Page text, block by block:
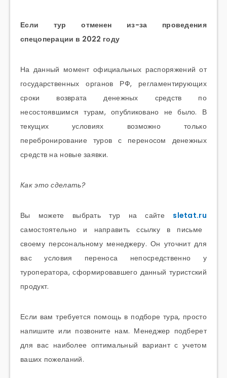
Если тур отменен из-за проведения
спецоперации в 2022 году
На данный момент официальных распоряжений от
государственных органов РФ, регламентирующих
сроки возврата денежных средств по
несостоявшимся турам, опубликовано не было. В
текущих условиях возможно только
перебронирование туров с переносом денежных
средств на новые заявки.
Как это сделать?
Вы можете выбрать тур на сайте sletat.ru
самостоятельно и направить ссылку в письме
своему персональному менеджеру. Он уточнит для
вас условия переноса непосредственно у
туроператора, сформировавшего данный туристский
продукт.
Если вам требуется помощь в подборе тура, просто
напишите или позвоните нам. Менеджер подберет
для вас наиболее оптимальный вариант с учетом
ваших пожеланий.